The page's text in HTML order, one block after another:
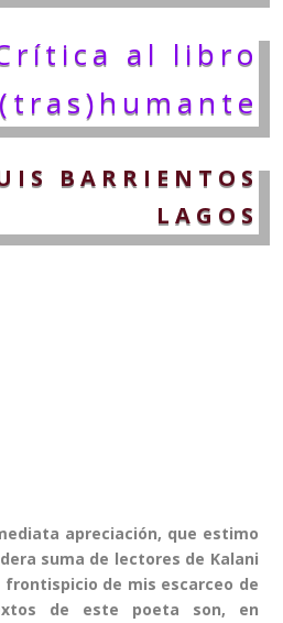
al libro
BARRIENTOS
LAGOS
apreciación, que estimo
suma de lectores de Kalani
de mis escarceo de
de este poeta son, en